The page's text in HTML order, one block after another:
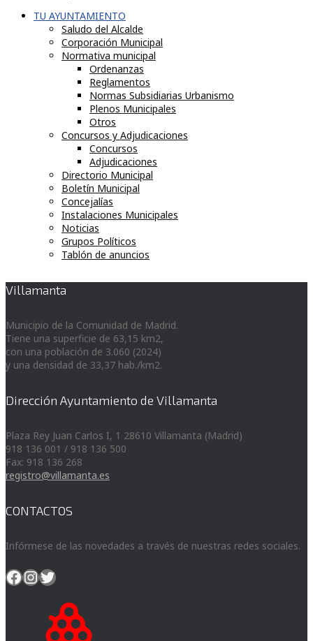
TU AYUNTAMIENTO
Saludo del Alcalde
Corporación Municipal
Normativa municipal
Ordenanzas
Reglamentos
Normas Subsidiarias Urbanismo
Plenos Municipales
Otros
Concursos y Adjudicaciones
Concursos
Adjudicaciones
Directorio Municipal
Boletín Municipal
Concejalías
Instalaciones Municipales
Noticias
Grupos Políticos
Tablón de anuncios
Villamanta
Municipio de la Comunidad de Madrid.
Tiene una superficie de 63,15 km2,
con una población de 3.060 (2024)
y una densidad de 33,37 hab./km2.
Dirección Ayuntamiento de Villamanta
Plaza Rey Juan Carlos I, 1 28610 Villamanta (Madrid)
918 136 001 / 918 136 500
Fax: 918 136 268
registro@villamanta.es
CONTACTOS
Infórmese de las novedades a través de nuestras redes sociales.
Facebook
Instagram
Twitter